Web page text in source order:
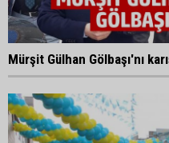
Mürşit Gülhan Gölbaşı'nı